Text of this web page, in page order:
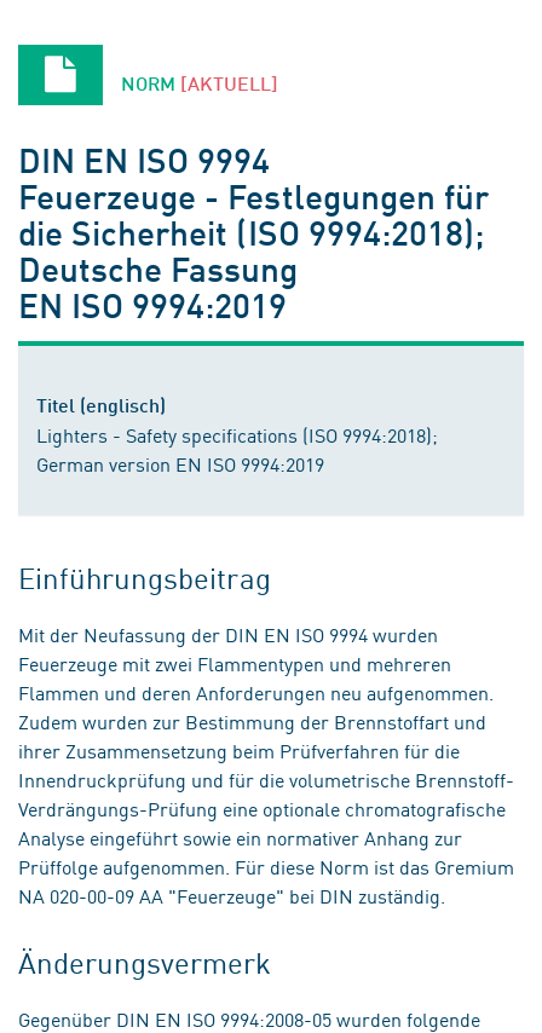
NORM [AKTUELL]
DIN EN ISO 9994
Feuerzeuge - Festlegungen für
die Sicherheit (ISO 9994:2018);
Deutsche Fassung
EN ISO 9994:2019
Titel (englisch)
Lighters - Safety specifications (ISO 9994:2018);
German version EN ISO 9994:2019
Einführungsbeitrag
Mit der Neufassung der DIN EN ISO 9994 wurden
Feuerzeuge mit zwei Flammentypen und mehreren
Flammen und deren Anforderungen neu aufgenommen.
Zudem wurden zur Bestimmung der Brennstoffart und
ihrer Zusammensetzung beim Prüfverfahren für die
Innendruckprüfung und für die volumetrische Brennstoff-
Verdrängungs-Prüfung eine optionale chromatografische
Analyse eingeführt sowie ein normativer Anhang zur
Prüffolge aufgenommen. Für diese Norm ist das Gremium
NA 020-00-09 AA "Feuerzeuge" bei DIN zuständig.
Änderungsvermerk
Gegenüber DIN EN ISO 9994:2008-05 wurden folgende